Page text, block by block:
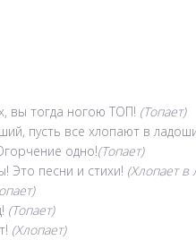
вы тогда ногою ТОП! (Топает)
пусть все хлопают в
одно!(Топает)
Это песни и стихи! (Хлопает в
(Топает)
(Хлопает)